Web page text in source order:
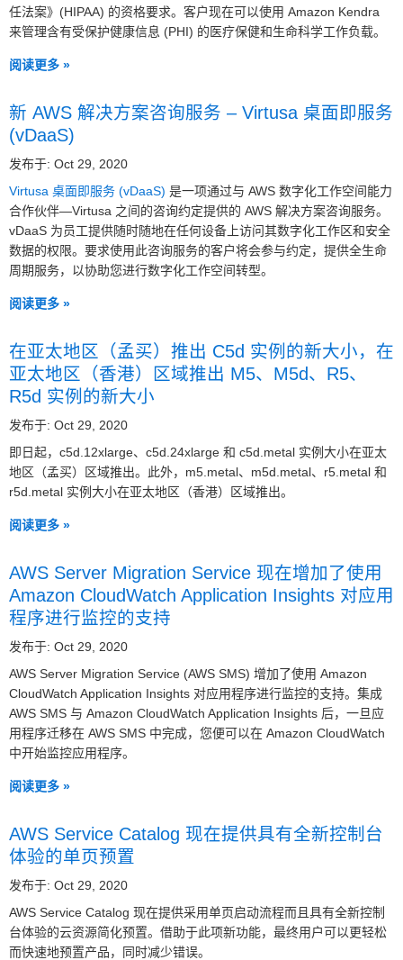
任法案》(HIPAA) 的资格要求。客户现在可以使用 Amazon Kendra
来管理含有受保护健康信息 (PHI) 的医疗保健和生命科学工作负载。
阅读更多 »
新 AWS 解决方案咨询服务 – Virtusa 桌面即服务
(vDaaS)
发布于: Oct 29, 2020
Virtusa 桌面即服务 (vDaaS) 是一项通过与 AWS 数字化工作空间能力
合作伙伴—Virtusa 之间的咨询约定提供的 AWS 解决方案咨询服务。
vDaaS 为员工提供随时随地在任何设备上访问其数字化工作区和安全
数据的权限。要求使用此咨询服务的客户将会参与约定，提供全生命
周期服务，以协助您进行数字化工作空间转型。
阅读更多 »
在亚太地区（孟买）推出 C5d 实例的新大小，在
亚太地区（香港）区域推出 M5、M5d、R5、
R5d 实例的新大小
发布于: Oct 29, 2020
即日起，c5d.12xlarge、c5d.24xlarge 和 c5d.metal 实例大小在亚太
地区（孟买）区域推出。此外，m5.metal、m5d.metal、r5.metal 和
r5d.metal 实例大小在亚太地区（香港）区域推出。
阅读更多 »
AWS Server Migration Service 现在增加了使用
Amazon CloudWatch Application Insights 对应用
程序进行监控的支持
发布于: Oct 29, 2020
AWS Server Migration Service (AWS SMS) 增加了使用 Amazon
CloudWatch Application Insights 对应用程序进行监控的支持。集成
AWS SMS 与 Amazon CloudWatch Application Insights 后，一旦应
用程序迁移在 AWS SMS 中完成，您便可以在 Amazon CloudWatch
中开始监控应用程序。
阅读更多 »
AWS Service Catalog 现在提供具有全新控制台
体验的单页预置
发布于: Oct 29, 2020
AWS Service Catalog 现在提供采用单页启动流程而且具有全新控制
台体验的云资源简化预置。借助于此项新功能，最终用户可以更轻松
而快速地预置产品，同时减少错误。